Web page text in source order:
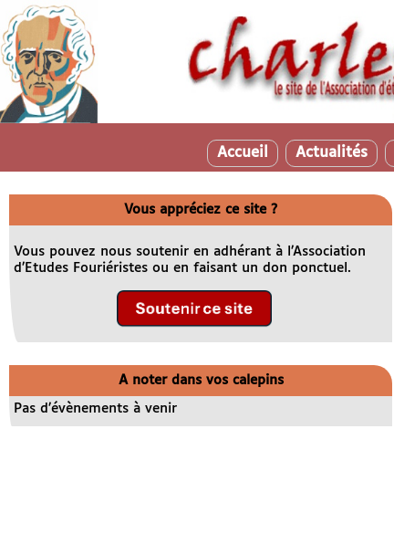
Accueil Actualités
Vous appréciez ce site ?
Vous pouvez nous soutenir en adhérant à l’Association
d’Etudes Fouriéristes ou en faisant un don ponctuel.
A noter dans vos calepins
Pas d’évènements à venir